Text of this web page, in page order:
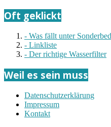
Oft geklickt
- Was fällt unter
- Linkliste
- Der richtige Wasserfilter
Weil es sein muss
Datenschutzerklärung
Impressum
Kontakt